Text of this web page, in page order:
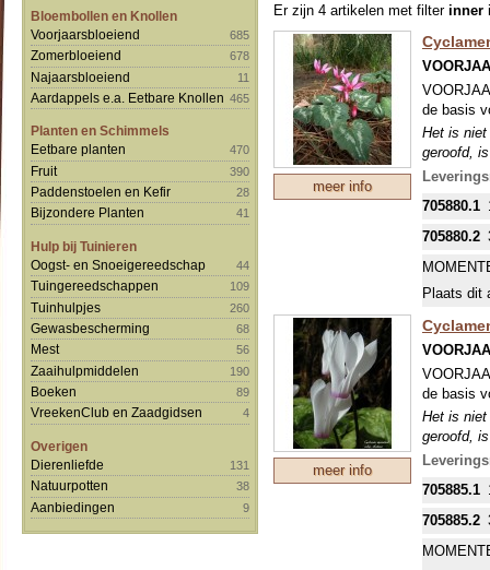
Bloembollen en Knollen
Voorjaarsbloeiend
685
Zomerbloeiend 678
Najaarsbloeiend 11
Aardappels e.a. Eetbare Knollen 465
Planten en Schimmels
Eetbare planten
470
Fruit 390
Paddenstoelen en Kefir 28
Bijzondere Planten 41
Hulp bij Tuinieren
Oogst- en Snoeigereedschap
44
Tuingereedschappen 109
Tuinhulpjes 260
Gewasbescherming 68
Mest 56
Zaaihulpmiddelen 190
Boeken 89
VreekenClub en Zaadgidsen 4
Overigen
Dierenliefde
131
Natuurpotten 38
Aanbiedingen 9
Er zijn 4 artikelen met filter inner
meer info
de basis
Het is niet
geroofd,
echt goed
Bij het
kunnen
705880.1
705880.2
Plaats dit
meer info
de basis
Het is niet
geroofd,
echt goed
Bij het
kunnen
705885.1
705885.2